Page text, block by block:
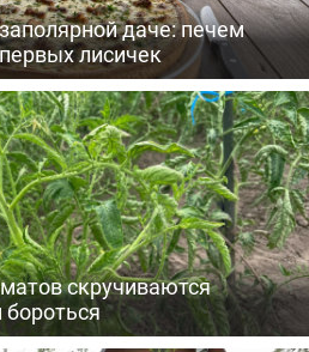
даче: печем
лисичек
скручиваются